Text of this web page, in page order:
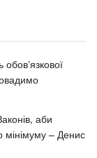
аби
мінімуму – Денис